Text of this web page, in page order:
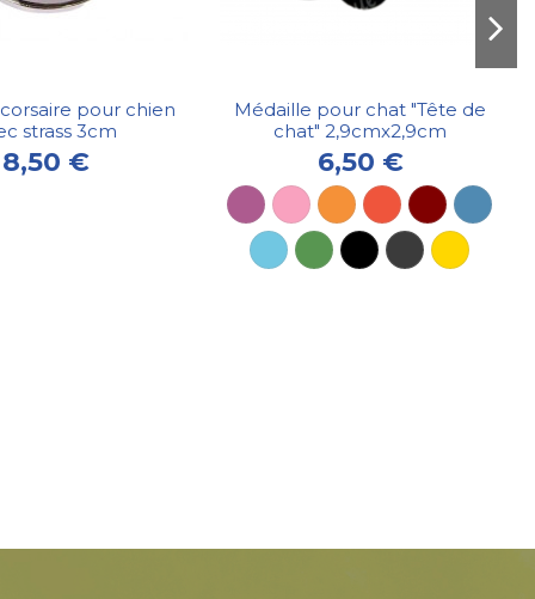
pour chien
strass 3cm
8,50 €
Médaille pour chat "Tête de
chat" 2,9cmx2,9cm
6,50 €